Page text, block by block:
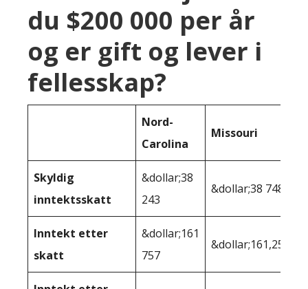
du $200 000 per år
og er gift og lever i
fellesskap?
Nord-
Carolina
Missouri
Skyldig
inntektsskatt
&dollar;38
243
&dollar;38 748
Inntekt etter
skatt
&dollar;161
757
&dollar;161,252